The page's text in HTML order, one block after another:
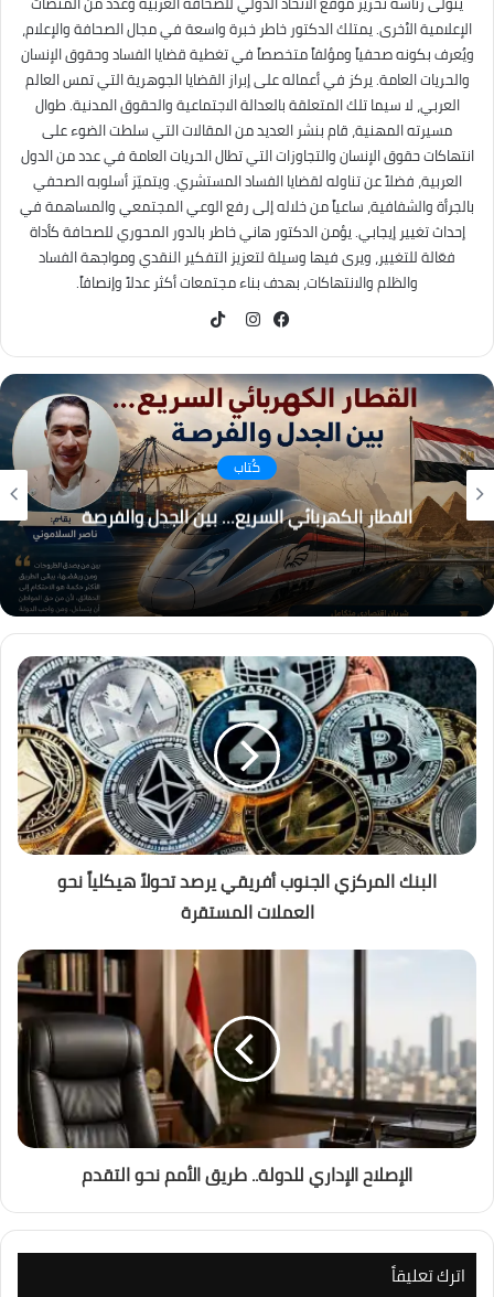
الإعلامية الأخرى. يمتلك الدكتور خاطر خبرة واسعة في مجال الصحافة والإعلام،
ويُعرف بكونه صحفياً ومؤلفاً متخصصاً في تغطية قضايا الفساد وحقوق الإنسان
والحريات العامة. يركز في أعماله على إبراز القضايا الجوهرية التي تمس العالم
العربي، لا سيما تلك المتعلقة بالعدالة الاجتماعية والحقوق المدنية. طوال
مسيرته المهنية، قام بنشر العديد من المقالات التي سلطت الضوء على
انتهاكات حقوق الإنسان والتجاوزات التي تطال الحريات العامة في عدد من الدول
العربية، فضلاً عن تناوله لقضايا الفساد المستشري. ويتميّز أسلوبه الصحفي
بالجرأة والشفافية، ساعياً من خلاله إلى رفع الوعي المجتمعي والمساهمة في
إحداث تغيير إيجابي. يؤمن الدكتور هاني خاطر بالدور المحوري للصحافة كأداة
فعّالة للتغيير، ويرى فيها وسيلة لتعزيز التفكير النقدي ومواجهة الفساد
والظلم والانتهاكات، بهدف بناء مجتمعات أكثر عدلاً وإنصافاً.
كُتاب
التغير المناخي… من التحذير إلى الاحتراق ، هل أصبح
العالم يعيش عصر الكوارث المناخية؟
البنك المركزي الجنوب أفريقي يرصد تحولاً هيكلياً نحو
العملات المستقرة
الإصلاح الإداري للدولة.. طريق الأمم نحو التقدم
اترك تعليقاً